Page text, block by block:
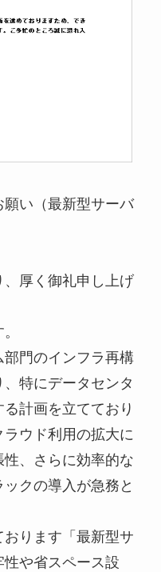
い（最新型サーバ
厚く御礼申し上げ
門のインフラ再構
特にデータセンタ
計画を立てており
ウド利用の拡大に
、さらに効率的な
クの導入が急務と
ります「最新型サ
や省スペース設